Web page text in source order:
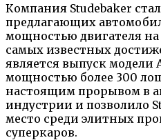
Компания Studebaker
предлагающих
мощностью двигателя
самых известных
является выпуск модели
мощностью более 300
настоящим прорывом в
индустрии и позволило
место среди элитных
суперкаров.